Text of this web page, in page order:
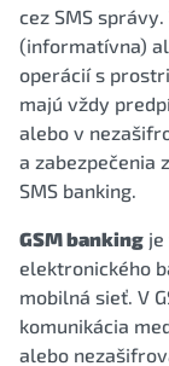
cez SMS
(informatívna)
operácií s
majú vždy
alebo v
a zabezpečenia
SMS banking.
GSM banking je
elektronického
mobilná sieť. V
komunikácia
alebo